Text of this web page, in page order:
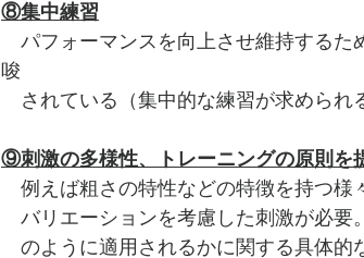
⑧集中練習
パフォーマンスを向上させ維持するた
唆
されている（集中的な練習が求められ
⑨刺激の多様性、トレーニングの原則を
例えば粗さの特性などの特徴を持つ様
バリエーションを考慮した刺激が必要
のように適用されるかに関する具体的